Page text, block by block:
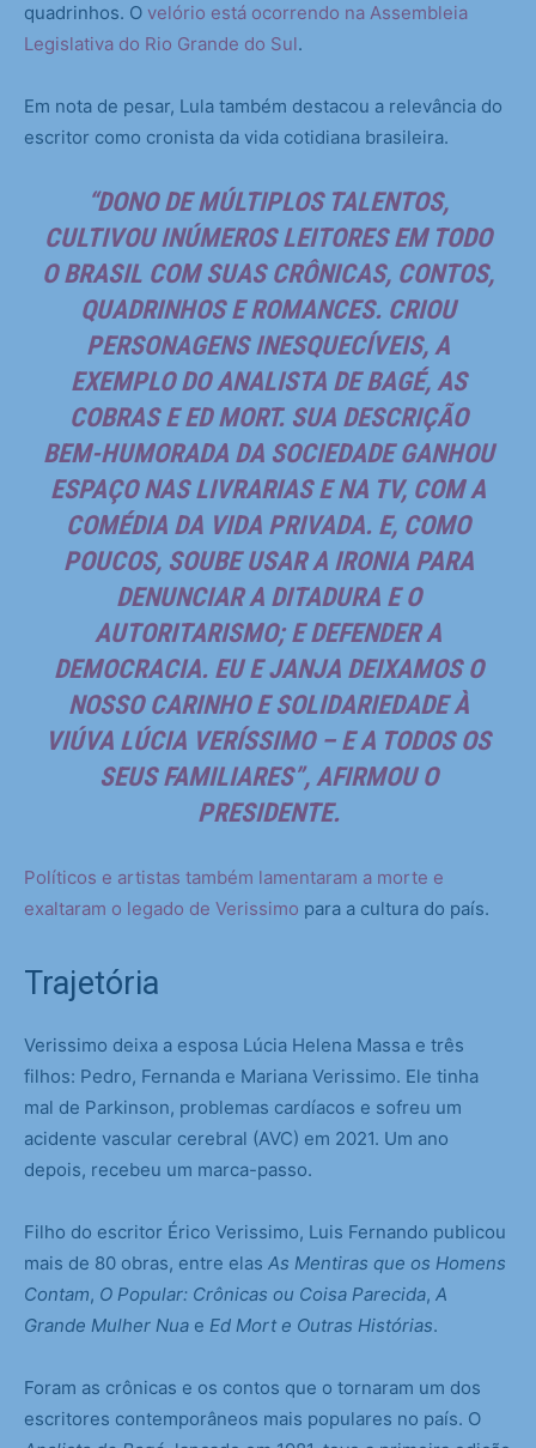
quadrinhos. O velório está ocorrendo na Assembleia
Legislativa do Rio Grande do Sul.
Em nota de pesar, Lula também destacou a relevância do
escritor como cronista da vida cotidiana brasileira.
“DONO DE MÚLTIPLOS TALENTOS,
CULTIVOU INÚMEROS LEITORES EM TODO
O BRASIL COM SUAS CRÔNICAS, CONTOS,
QUADRINHOS E ROMANCES. CRIOU
PERSONAGENS INESQUECÍVEIS, A
EXEMPLO DOANALISTA DE BAGÉ, AS
COBRASEED MORT. SUA DESCRIÇÃO
BEM-HUMORADA DA SOCIEDADE GANHOU
ESPAÇO NAS LIVRARIAS E NA TV, COMA
COMÉDIA DA VIDA PRIVADA. E, COMO
POUCOS, SOUBE USAR A IRONIA PARA
DENUNCIAR A DITADURA E O
AUTORITARISMO; E DEFENDER A
DEMOCRACIA. EU E JANJA DEIXAMOS O
NOSSO CARINHO E SOLIDARIEDADE À
VIÚVA LÚCIA VERÍSSIMO – E A TODOS OS
SEUS FAMILIARES”, AFIRMOU O
PRESIDENTE.
Políticos e artistas também lamentaram a morte e
exaltaram o legado de Verissimo para a cultura do país.
Trajetória
Verissimo deixa a esposa Lúcia Helena Massa e três
filhos: Pedro, Fernanda e Mariana Verissimo. Ele tinha
mal de Parkinson, problemas cardíacos e sofreu um
acidente vascular cerebral (AVC) em 2021. Um ano
depois, recebeu um marca-passo.
Filho do escritor Érico Verissimo, Luis Fernando publicou
mais de 80 obras, entre elas As Mentiras que os Homens
Contam, O Popular: Crônicas ou Coisa Parecida, A
Grande Mulher Nua e Ed Mort e Outras Histórias.
Foram as crônicas e os contos que o tornaram um dos
escritores contemporâneos mais populares no país. O